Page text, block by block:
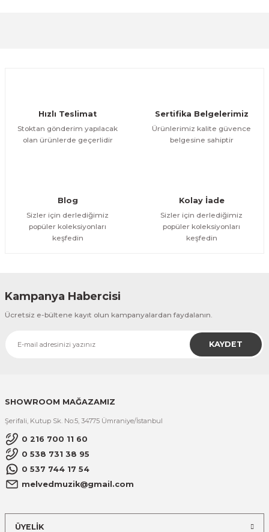
Bu ürüne benzer farklı alternatifler olmalı.
Hızlı Teslimat
Stoktan gönderim yapılacak
olan ürünlerde geçerlidir
Sertifika Belgelerimiz
Ürünlerimiz kalite güvence
belgesine sahiptir
Blog
Sizler için derlediğimiz
popüler koleksiyonları
keşfedin
Kolay İade
Sizler için derlediğimiz
popüler koleksiyonları
keşfedin
Kampanya Habercisi
Ücretsiz e-bültene kayıt olun kampanyalardan faydalanın.
KAYDET
SHOWROOM MAĞAZAMIZ
Şerifali, Kutup Sk. No:5, 34775 Ümraniye/İstanbul
0 216 700 11 60
0 538 731 38 95
0 537 744 17 54
melvedmuzik@gmail.com
ÜYELİK